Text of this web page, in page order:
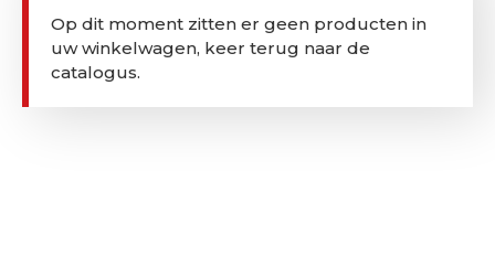
Op dit moment zitten er geen producten in
uw winkelwagen, keer terug naar de
catalogus.